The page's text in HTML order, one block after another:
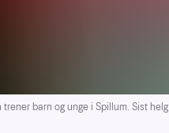
barn og unge i Spillum. Sist